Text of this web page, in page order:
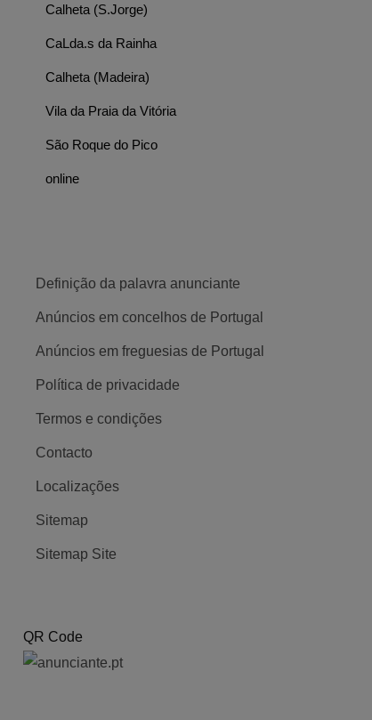
Calheta (S.Jorge)
CaLda.s da Rainha
Calheta (Madeira)
Vila da Praia da Vitória
São Roque do Pico
online
Definição da palavra anunciante
Anúncios em concelhos de Portugal
Anúncios em freguesias de Portugal
Política de privacidade
Termos e condições
Contacto
Localizações
Sitemap
Sitemap Site
QR Code